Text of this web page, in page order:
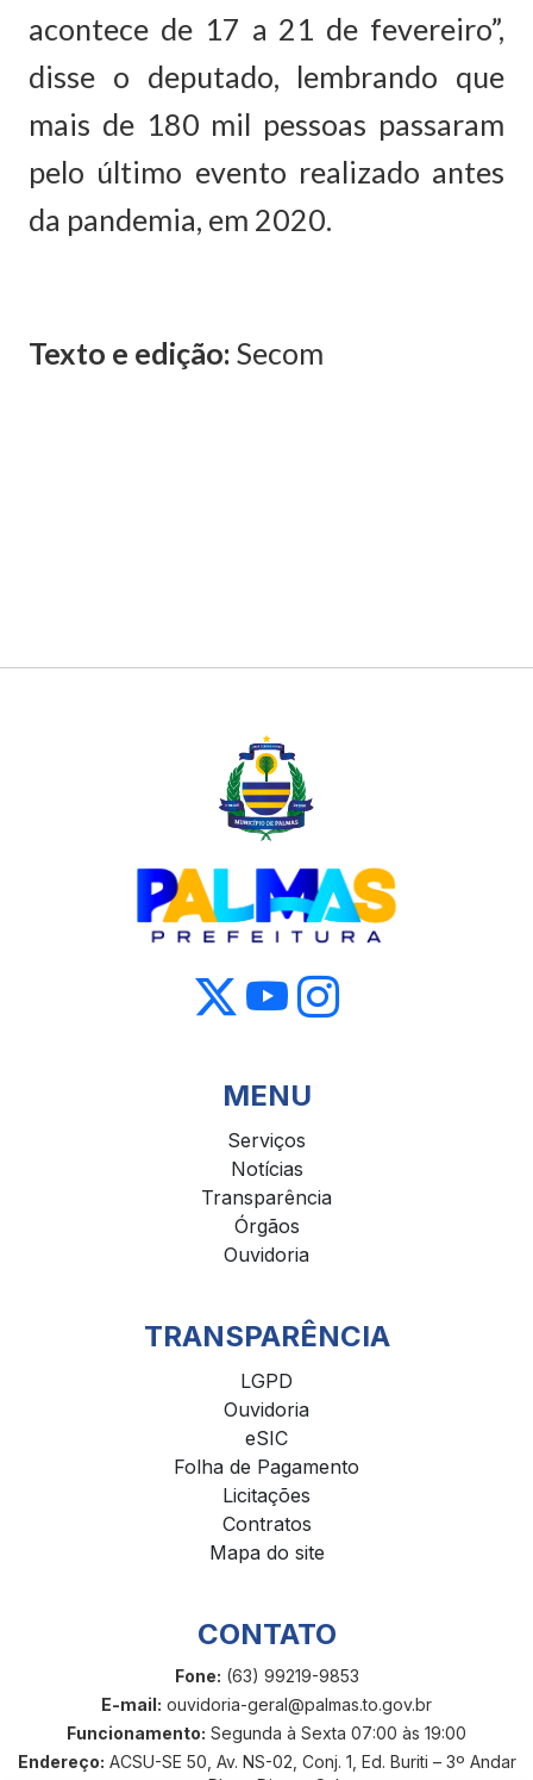
acontece de 17 a 21 de fevereiro”,
disse o deputado, lembrando que
mais de 180 mil pessoas passaram
pelo último evento realizado antes
da pandemia, em 2020.
Texto e edição: Secom
MENU
Serviços
Notícias
Transparência
Órgãos
Ouvidoria
TRANSPARÊNCIA
LGPD
Ouvidoria
eSIC
Folha de Pagamento
Licitações
Contratos
Mapa do site
CONTATO
Fone: (63) 99219-9853
E-mail: ouvidoria-geral@palmas.to.gov.br
Funcionamento: Segunda à Sexta 07:00 às 19:00
Endereço: ACSU-SE 50, Av. NS-02, Conj. 1, Ed. Buriti – 3º Andar